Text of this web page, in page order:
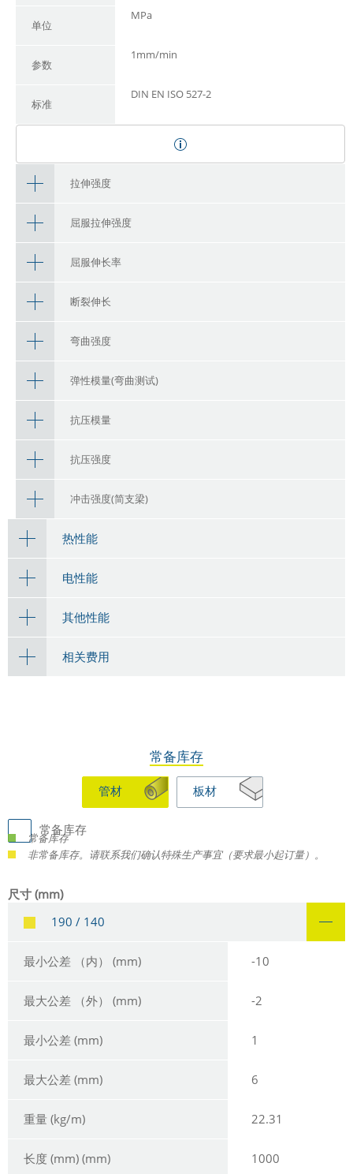
单位
MPa
参数
1mm/min
标准
DIN EN ISO 527-2
拉伸强度
屈服拉伸强度
屈服伸长率
断裂伸长
弯曲强度
弹性模量(弯曲测试)
抗压模量
抗压强度
冲击强度(简支梁)
热性能
电性能
其他性能
相关费用
常备库存
管材 板材
常备库存
常备库存
非常备库存。请联系我们确认特殊生产事宜（要求最小起订量）。
尺寸 (mm)
190 / 140
最小公差 （内） (mm) -10
最大公差 （外） (mm) -2
最小公差 (mm) 1
最大公差 (mm) 6
重量 (kg/m) 22.31
长度 (mm) (mm) 1000